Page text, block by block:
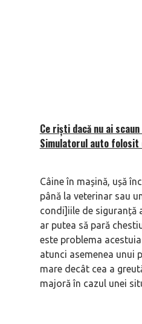
Ce riști dacă nu ai
Simulatorul auto folosit
Câine în mașină, ușă
până la veterinar sau
condi]iile de siguranță
ar putea să pară
este problema
atunci asemenea unui
mare decât cea a
majoră în cazul unei